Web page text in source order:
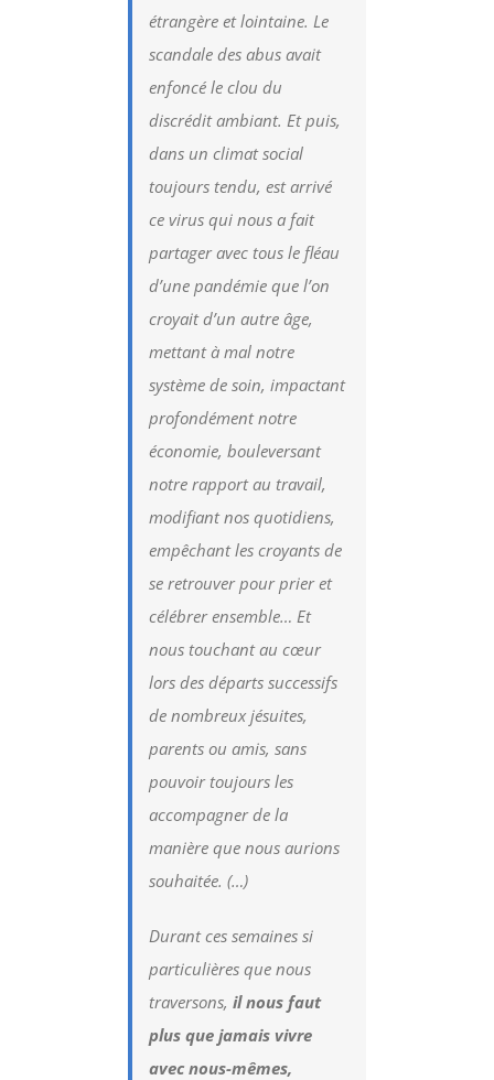
étrangère et lointaine. Le
scandale des abus avait
enfoncé le clou du
discrédit ambiant. Et puis,
dans un climat social
toujours tendu, est arrivé
ce virus qui nous a fait
partager avec tous le fléau
d’une pandémie que l’on
croyait d’un autre âge,
mettant à mal notre
système de soin, impactant
profondément notre
économie, bouleversant
notre rapport au travail,
modifiant nos quotidiens,
empêchant les croyants de
se retrouver pour prier et
célébrer ensemble… Et
nous touchant au cœur
lors des départs successifs
de nombreux jésuites,
parents ou amis, sans
pouvoir toujours les
accompagner de la
manière que nous aurions
souhaitée. (…)
Durant ces semaines si
particulières que nous
traversons,il nous faut
plus que jamais vivre
avec nous-mêmes,